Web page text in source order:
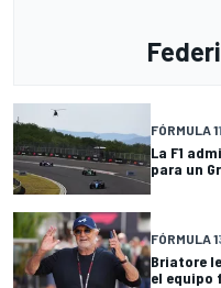
FÓRMULA 1
La F1
para un
FÓRMULA 1
Briatore
el equipo